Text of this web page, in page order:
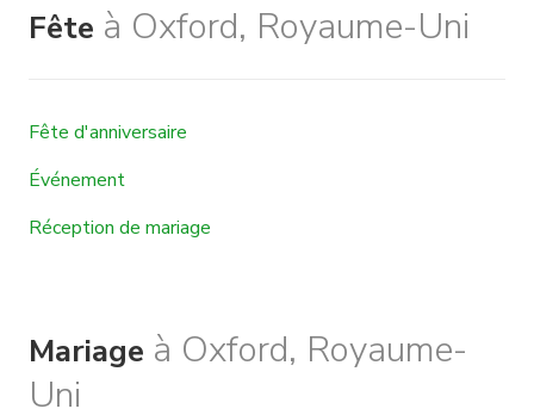
Fête à Oxford, Royaume-Uni
Fête d'anniversaire
Événement
Réception de mariage
Mariage à Oxford, Royaume-
Uni